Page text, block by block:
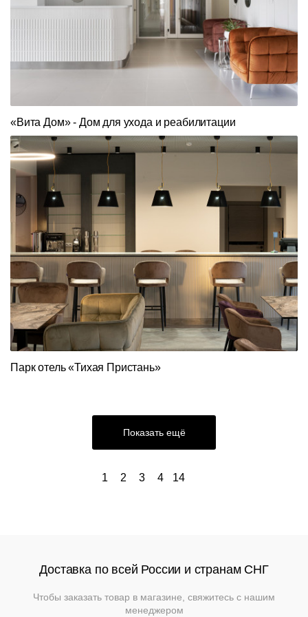
«Вита Дом» - Дом для ухода и реабилитации
Парк отель «Тихая Пристань»
Показать ещё
1 2 3 4 14
Доставка по всей России и странам СНГ
Чтобы заказать товар в магазине, свяжитесь с нашим
менеджером